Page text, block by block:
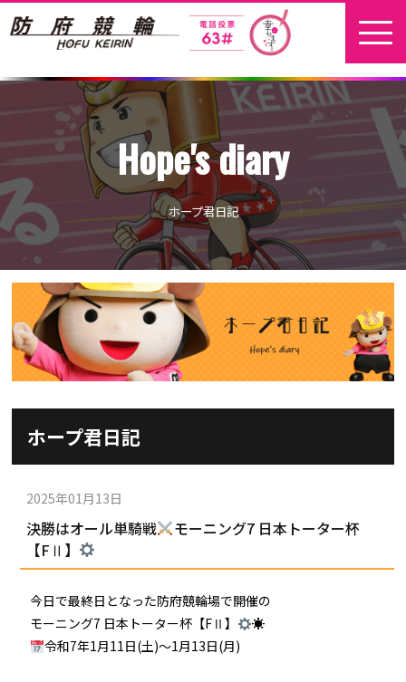
ホーム
新着情報
地元選手
お問い合わせ
開催日程
本場開催
パンフレット
出場予定選手
出走表
予想紙
イベント＆ファンサービス
Kの3本勝負（本命予想）
施設ガイド
施設紹介
有料席
KEIRINパーク
アクセス
車券の購入方法
DOKOTO
歴代優勝者を紹介
その他
防府競輪研究所
ホープ君日記
Kからの挑戦状
Hope's diary
ホープ君日記
ホープ君日記
2025年01月13日
決勝はオール単騎戦
モーニング7 日本トーター杯
【FⅡ】
今日で最終日となった防府競輪場で開催の
モーニング7 日本トーター杯【FⅡ】
☀
令和7年1月11日(土)〜1月13日(月)